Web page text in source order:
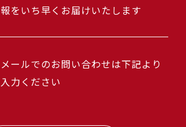
報をいち早くお届けいたします
メールでのお問い合わせは下記より
入力ください